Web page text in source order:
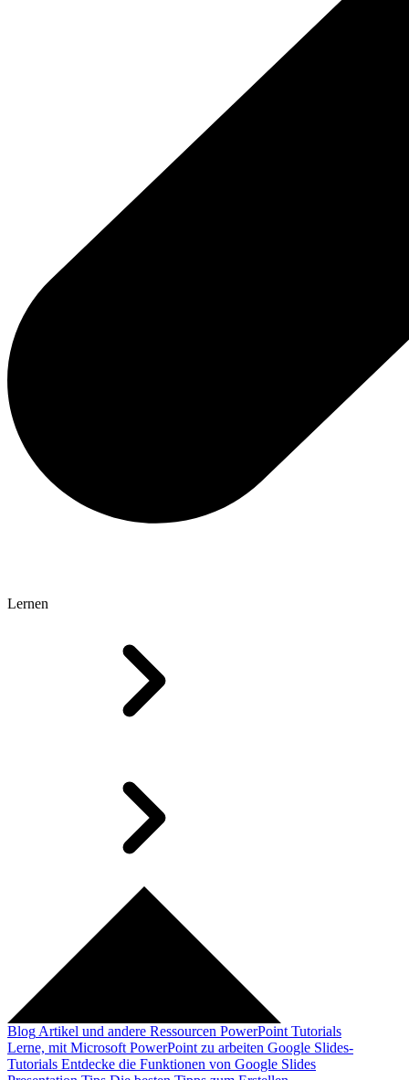
Lernen
Blog Artikel und andere Ressourcen PowerPoint Tutorials
Lerne, mit Microsoft PowerPoint zu arbeiten Google Slides-
Tutorials Entdecke die Funktionen von Google Slides